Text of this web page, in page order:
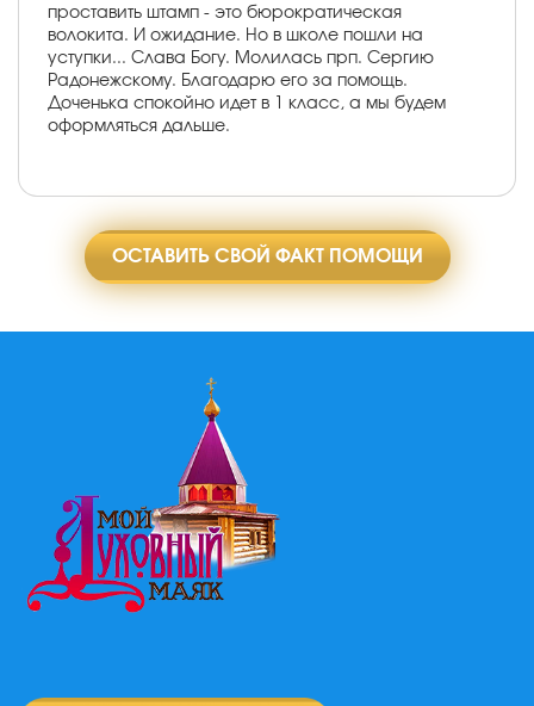
проставить штамп - это бюрократическая
волокита. И ожидание. Но в школе пошли на
уступки... Слава Богу. Молилась прп. Сергию
Радонежскому. Благодарю его за помощь.
Доченька спокойно идет в 1 класс, а мы будем
оформляться дальше.
ОСТАВИТЬ СВОЙ ФАКТ ПОМОЩИ